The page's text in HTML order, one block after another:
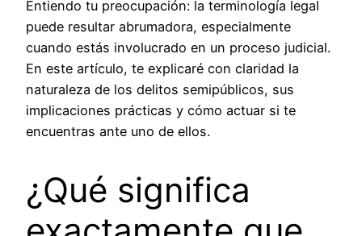
Entiendo tu preocupación: la terminología legal
puede resultar abrumadora, especialmente
cuando estás involucrado en un proceso judicial.
En este artículo, te explicaré con claridad la
naturaleza de los delitos semipúblicos, sus
implicaciones prácticas y cómo actuar si te
encuentras ante uno de ellos.
¿Qué significa